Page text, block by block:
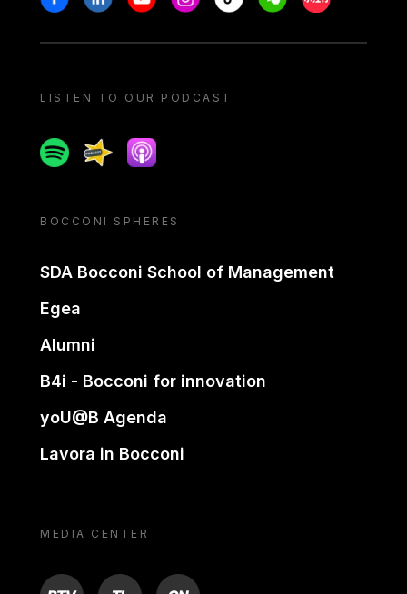
LISTEN TO OUR PODCAST
SpotifySpreakerApple podcast
BOCCONI SPHERES
SDA Bocconi School of Management
Egea
Alumni
B4i - Bocconi for innovation
yoU@B Agenda
Lavora in Bocconi
MEDIA CENTER
BTV TL ON